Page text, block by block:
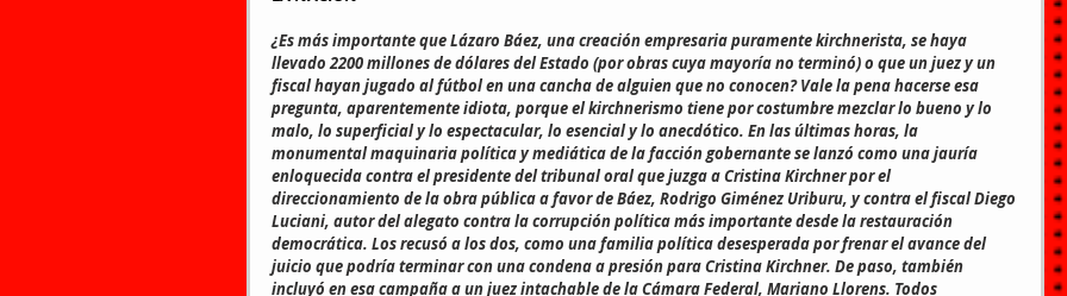
¿Es más importante que Lázaro Báez, una creación empresaria puramente kirchnerista, se haya
llevado 2200 millones de dólares del Estado (por obras cuya mayoría no terminó) o que un juez y un
fiscal hayan jugado al fútbol en una cancha de alguien que no conocen? Vale la pena hacerse esa
pregunta, aparentemente idiota, porque el kirchnerismo tiene por costumbre mezclar lo bueno y lo
malo, lo superficial y lo espectacular, lo esencial y lo anecdótico. En las últimas horas, la
monumental maquinaria política y mediática de la facción gobernante se lanzó como una jauría
enloquecida contra el presidente del tribunal oral que juzga a Cristina Kirchner por el
direccionamiento de la obra pública a favor de Báez, Rodrigo Giménez Uriburu, y contra el fiscal Diego
Luciani, autor del alegato contra la corrupción política más importante desde la restauración
democrática. Los recusó a los dos, como una familia política desesperada por frenar el avance del
juicio que podría terminar con una condena a presión para Cristina Kirchner. De paso, también
incluyó en esa campaña a un juez intachable de la Cámara Federal, Mariano Llorens. Todos